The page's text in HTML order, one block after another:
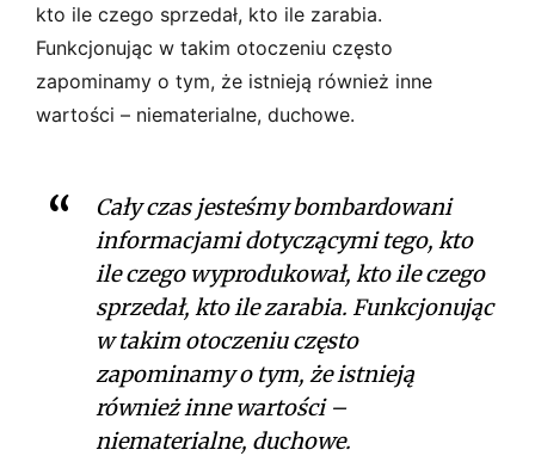
kto ile czego sprzedał, kto ile zarabia.
Funkcjonując w takim otoczeniu często
zapominamy o tym, że istnieją również inne
wartości – niematerialne, duchowe.
Cały czas jesteśmy bombardowani
informacjami dotyczącymi tego, kto
ile czego wyprodukował, kto ile czego
sprzedał, kto ile zarabia. Funkcjonując
w takim otoczeniu często
zapominamy o tym, że istnieją
również inne wartości –
niematerialne, duchowe.